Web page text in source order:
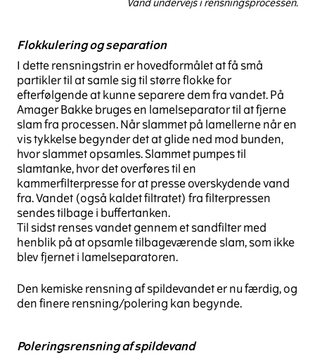
Vand undervejs i rensningsprocessen.
Flokkulering og separation
I dette rensningstrin er hovedformålet at få små
partikler til at samle sig til større flokke for
efterfølgende at kunne separere dem fra vandet. På
Amager Bakke bruges en lamelseparator til at fjerne
slam fra processen. Når slammet på lamellerne når en
vis tykkelse begynder det at glide ned mod bunden,
hvor slammet opsamles. Slammet pumpes til
slamtanke, hvor det overføres til en
kammerfilterpresse for at presse overskydende vand
fra. Vandet (også kaldet filtratet) fra filterpressen
sendes tilbage i buffertanken.
Til sidst renses vandet gennem et sandfilter med
henblik på at opsamle tilbageværende slam, som ikke
blev fjernet i lamelseparatoren.
Den kemiske rensning af spildevandet er nu færdig, og
den finere rensning/polering kan begynde.
Poleringsrensning af spildevand